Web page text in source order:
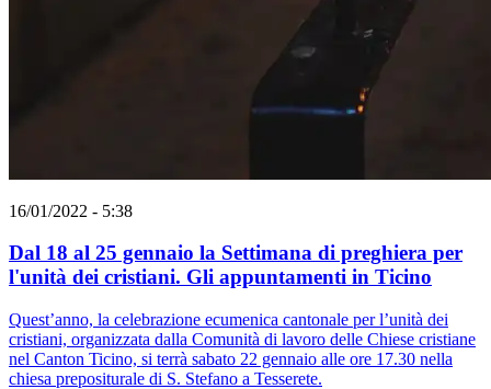
16/01/2022 - 5:38
Dal 18 al 25 gennaio la Settimana di preghiera per
l'unità dei cristiani. Gli appuntamenti in Ticino
Quest’anno, la celebrazione ecumenica cantonale per l’unità dei
cristiani, organizzata dalla Comunità di lavoro delle Chiese cristiane
nel Canton Ticino, si terrà sabato 22 gennaio alle ore 17.30 nella
chiesa prepositurale di S. Stefano a Tesserete.